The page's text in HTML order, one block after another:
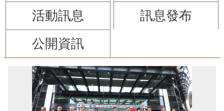
活動訊息
訊息發布
公開資訊